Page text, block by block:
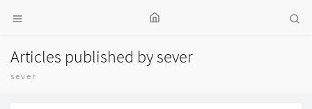
Articles published by sever
sever